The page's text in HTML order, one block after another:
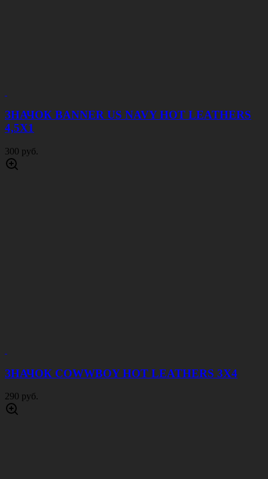
ЗНАЧОК BANNER US NAVY HOT LEATHERS
4,5Х1
300 руб.
ЗНАЧОК COWWBOY HOT LEATHERS 3Х4
290 руб.